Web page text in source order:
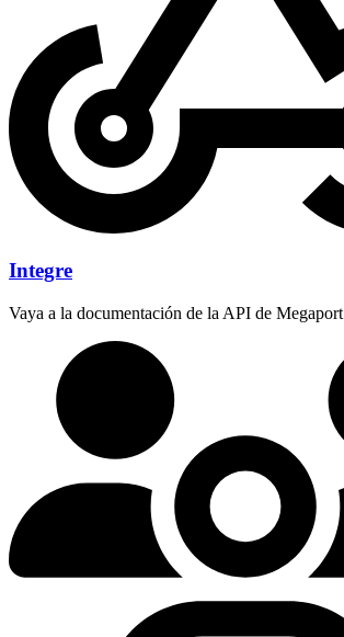
Integre
Vaya a la documentación de la API de Megaport